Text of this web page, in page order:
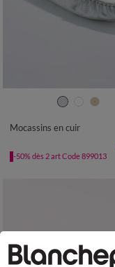
37 38 39
Mocassins en cuir
-50% dès 2 art Code 899013